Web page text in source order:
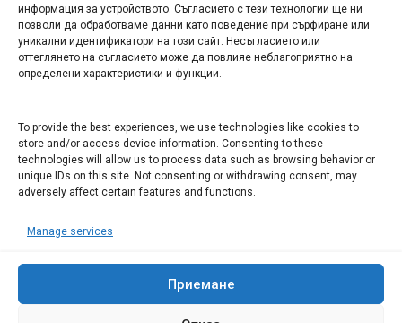
информация за устройството. Съгласието с тези технологии ще ни
позволи да обработваме данни като поведение при сърфиране или
уникални идентификатори на този сайт. Несъгласието или
оттеглянето на съгласието може да повлияе неблагоприятно на
определени характеристики и функции.
To provide the best experiences, we use technologies like cookies to
store and/or access device information. Consenting to these
technologies will allow us to process data such as browsing behavior or
unique IDs on this site. Not consenting or withdrawing consent, may
adversely affect certain features and functions.
Manage services
Приемане
Арт галерия "Мостове" – магазин за изкуство
СЕВЕРОЗАПАДА ИНФОРМАЦИОНЕН БИЗНЕС
ТУРИСТИЧЕСКИ КЛЪСТЕР
ИНСТИТУЦИИ В ЛОВЕЧ
Административен съд Ловеч
Областна администрация Ловеч
ОДМВР Ловеч
Окръжен съд Ловеч